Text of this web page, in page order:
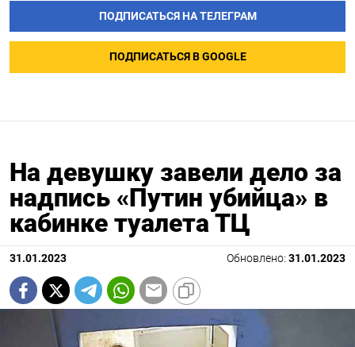
ПОДПИСАТЬСЯ НА ТЕЛЕГРАМ
ПОДПИСАТЬСЯ В GOOGLE
На девушку завели дело за
надпись «Путин убийца» в
кабинке туалета ТЦ
31.01.2023 Обновлено: 31.01.2023